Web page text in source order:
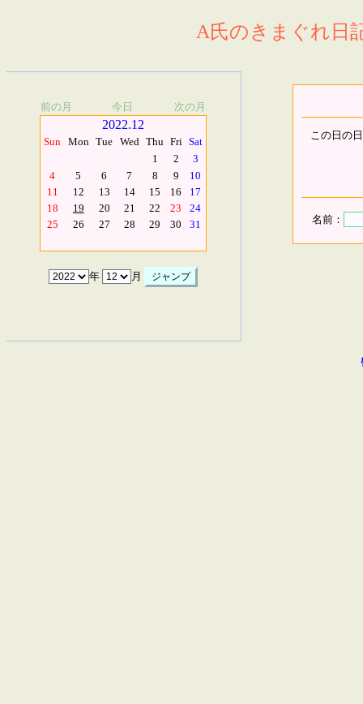
A氏のきまぐれ日
前の月 今日 次の月
2022.12
Sun Mon Tue Wed Thu Fri Sat
1
2
3
4
5 6 7 8 9
10
11
12 13 14 15 16
17
18
19 20 21 22 23
24
25
26 27 28 29 30 31
年 月
この日の
名前：